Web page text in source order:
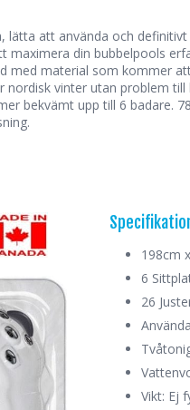
att använda och
maximera din bubbelpools
med material som kommer
vinter utan problem
bekvämt upp till 6 badare.
198cm
6
26
Vikt: Ej